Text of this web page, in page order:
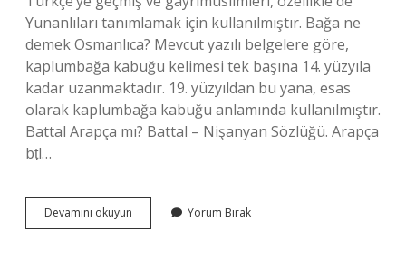
Yunanlıları tanımlamak için kullanılmıştır. Bağa ne
demek Osmanlıca? Mevcut yazılı belgelere göre,
kaplumbağa kabuğu kelimesi tek başına 14. yüzyıla
kadar uzanmaktadır. 19. yüzyıldan bu yana, esas
olarak kaplumbağa kabuğu anlamında kullanılmıştır.
Battal Arapça mı? Battal – Nişanyan Sözlüğü. Arapça
bṭl…
Devamını okuyun
Ne
Yorum Bırak